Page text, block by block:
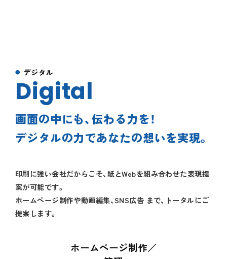
デジタル
Digital
画面の中にも、伝わる力を！
デジタルの力であなたの想いを実現。
印刷に強い会社だからこそ、紙とWebを組み合わせた表現提
案が可能です。
ホームページ制作や動画編集、SNS広告 まで、トータルにご
提案します。
ホームページ制作／